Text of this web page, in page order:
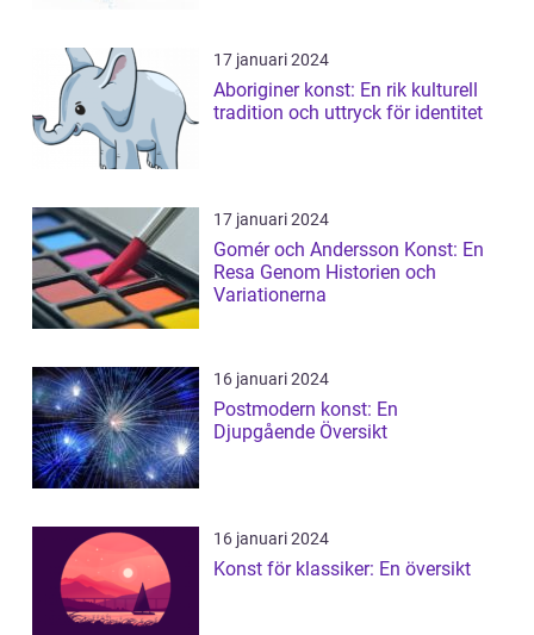
17 januari 2024
Aboriginer konst: En rik kulturell
tradition och uttryck för identitet
17 januari 2024
Gomér och Andersson Konst: En
Resa Genom Historien och
Variationerna
16 januari 2024
Postmodern konst: En
Djupgående Översikt
16 januari 2024
Konst för klassiker: En översikt